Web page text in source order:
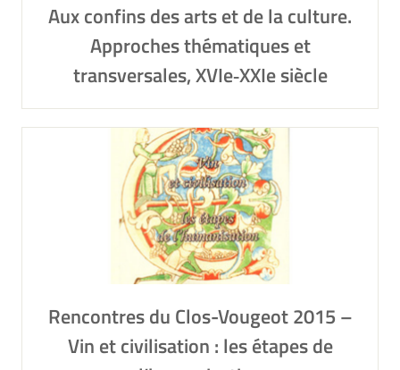
Aux confins des arts et de la culture.
Approches thématiques et
transversales, XVIe‑XXIe siècle
Rencontres du Clos-Vougeot 2015 –
Vin et civilisation : les étapes de